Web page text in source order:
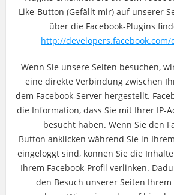
Like-Button (Gefällt mir) auf unserer
über die Facebook-Plugins
http://
Wenn Sie unsere Seiten besuchen,
eine direkte Verbindung zwischen
dem Facebook-Server hergestellt.
die Information, dass Sie mit Ihrer IP-
besucht haben. Wenn Sie den
Button anklicken während Sie in
eingeloggt sind, können Sie die
Ihrem Facebook-Profil verlinken.
den Besuch unserer Seiten